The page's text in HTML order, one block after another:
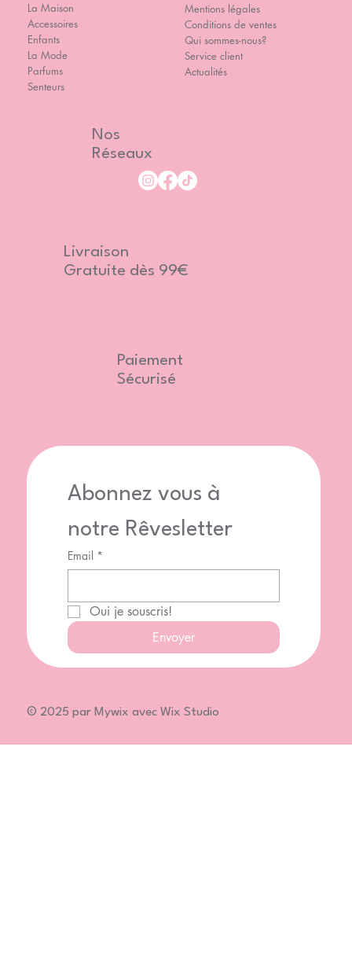
La Maison
Accessoires
Enfants
La Mode
Parfums
Senteurs
Mentions légales
Conditions de ventes
Qui sommes-nous?
Service client
Actualités
Abonnez vous à
notre Rêvesletter
Email *
Oui je souscris!
Envoyer
Nos
Réseaux
Livraison
Gratuite dès 99€
Paiement
Sécurisé
© 2025 par Mywix avec Wix Studio